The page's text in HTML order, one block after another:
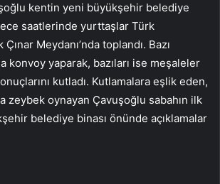
kentin yeni büyükşehir belediye
saatlerinde yurttaşlar Türk
Çınar Meydanı’nda toplandı. Bazı
konvoy yaparak, bazıları ise meşaleler
kutladı. Kutlamalara eşlik eden,
zeybek oynayan Çavuşoğlu sabahın ilk
belediye binası önünde açıklamalar